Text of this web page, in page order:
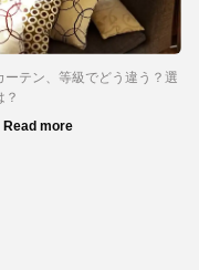
ーテン、等級でどう違う？選
？